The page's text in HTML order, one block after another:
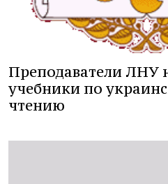
Преподаватели ЛНУ
учебники по
чтению